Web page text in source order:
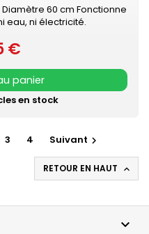
60 cm Fonctionne
eau, ni électricité.
€
panier
en stock
3 4 Suivant 
RETOUR EN HAUT 
